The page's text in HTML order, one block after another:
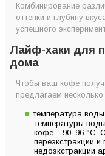
Комбинирование
оттенки и глубину
успешного
Лайф-хаки для
дома
Чтобы ваш кофе
предлагаем
температура
температуры
кофе – 90–96 °C.
переэкстракции
недоэкстракции